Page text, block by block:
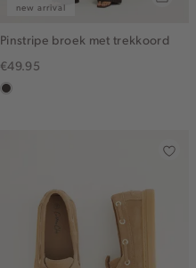
new arrival
Pinstripe broek met trekkoord
€49.95
choco